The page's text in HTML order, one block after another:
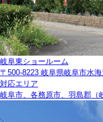
岐阜東ショールーム
〒500-8223 岐阜県岐阜市水
対応エリア
岐阜市、各務原市、羽島郡（